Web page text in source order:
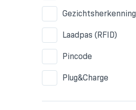
Gezichtsherkenning
Laadpas (RFID)
Pincode
Plug&Charge